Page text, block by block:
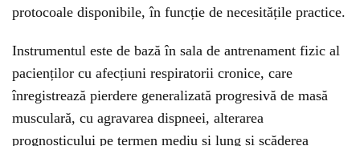
protocoale disponibile, în funcție de necesitățile practice.
Instrumentul este de bază în sala de antrenament fizic al
pacienților cu afecțiuni respiratorii cronice, care
înregistrează pierdere generalizată progresivă de masă
musculară, cu agravarea dispneei, alterarea
prognosticului pe termen mediu și lung și scăderea